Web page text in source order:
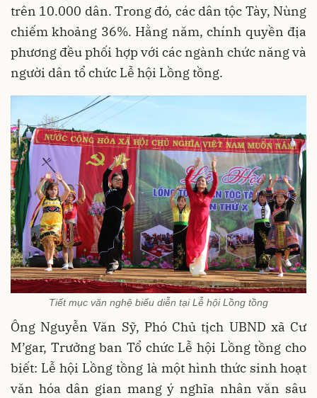
trên 10.000 dân. Trong đó, các dân tộc Tày, Nùng
chiếm khoảng 36%. Hằng năm, chính quyền địa
phương đều phối hợp với các ngành chức năng và
người dân tổ chức Lễ hội Lồng tồng.
Tiết mục văn nghệ biểu diễn tại Lễ hội Lồng tồng
Ông Nguyễn Văn Sỹ, Phó Chủ tịch UBND xã Cư
M’gar, Trưởng ban Tổ chức Lễ hội Lồng tồng cho
biết: Lễ hội Lồng tồng là một hình thức sinh hoạt
văn hóa dân gian mang ý nghĩa nhân văn sâu